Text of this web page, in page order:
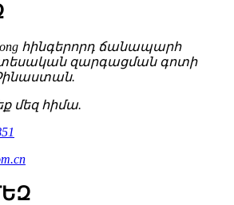
հինգերորդ ճանապարհ
զարգացման գոտի
Չինաստան.
մեզ հիմա.